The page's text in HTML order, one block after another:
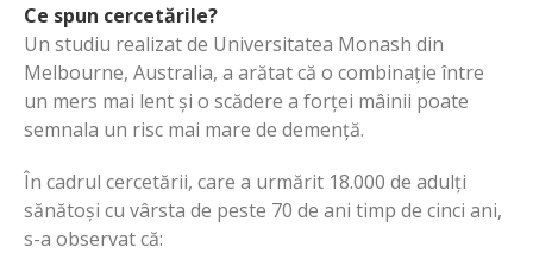
Ce spun cercetările?
Un studiu realizat de Universitatea Monash din
Melbourne, Australia, a arătat că o combinație între
un mers mai lent și o scădere a forței mâinii poate
semnala un risc mai mare de demență.
În cadrul cercetării, care a urmărit 18.000 de adulți
sănătoși cu vârsta de peste 70 de ani timp de cinci ani,
s-a observat că: